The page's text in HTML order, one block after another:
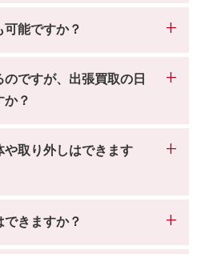
能ですか？
ですが、出張買取の日
か？
や取り外しはできます
きますか？